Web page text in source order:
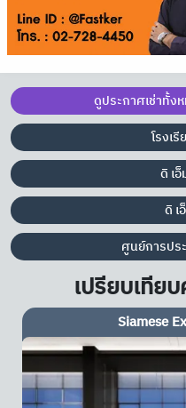
ดูประกาศเช่าทั้ง
โรงเ
ดิ เ
ดิ เ
ศูนย์การปร
เปรียบเทีย
Siamese